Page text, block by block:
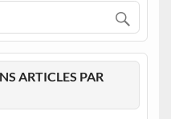
ARTICLES PAR